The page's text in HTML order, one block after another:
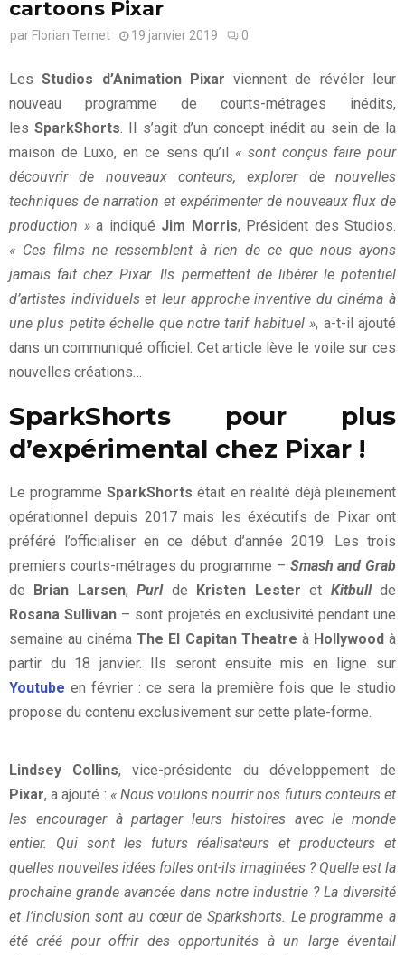
cartoons Pixar
par Florian Ternet 19 janvier 2019 0
LesStudios d’Animation Pixar viennent de révéler leur
nouveau programme de courts-métrages inédits,
lesSparkShorts . Il s’agit d’un concept inédit au sein de la
maison de Luxo, en ce sens qu’il « sont conçus fairepour
découvrir de nouveaux conteurs, explorer de nouvelles
techniques de narration et expérimenter de nouveaux flux de
production »a indiqué Jim Morris, Président des Studios.
« Ces films ne ressemblent à rien de ce que nous ayons
jamais fait chez Pixar. Ils permettent de libérer le potentiel
d’artistes individuels et leur approche inventive du cinéma à
une plus petite échelle que notre tarif habituel », a-t-il ajouté
dans un communiqué officiel. Cet article lève le voile sur ces
nouvelles créations…
SparkShorts pour plus
d’expérimental chez Pixar !
Le programme SparkShorts était en réalité déjà pleinement
opérationnel depuis 2017 mais les éxécutifs de Pixar ont
préféré l’officialiser en ce début d’année 2019. Les trois
premiers courts-métrages du programme – Smash and Grab
de Brian Larsen,Purlde Kristen Lester et Kitbull de
Rosana Sullivan – sont projetés en exclusivité pendant une
semaine au cinémaThe El Capitan Theatre à Hollywoodà
partir du 18 janvier. Ils seront ensuite mis en ligne sur
Youtube en février : ce sera la première fois que le studio
propose du contenu exclusivement sur cette plate-forme.
Lindsey Collins, vice-présidente du développement de
Pixar, a ajouté : « Nous voulons nourrir nos futurs conteurs et
les encourager à partager leurs histoires avec le monde
entier. Qui sont les futurs réalisateurs et producteurs et
quelles nouvelles idées folles ont-ils imaginées ? Quelle est la
prochaine grande avancée dans notre industrie ? La diversité
et l’inclusion sont au cœur de Sparkshorts. Le programme a
été créé pour offrir des opportunités à un large éventail